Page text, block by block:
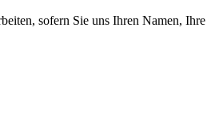
sofern Sie uns Ihren Namen,